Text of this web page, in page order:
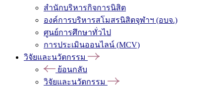
สำนักบริหารกิจการนิสิต
องค์การบริหารสโมสรนิสิตจุฬาฯ (อบจ.)
ศูนย์การศึกษาทั่วไป
การประเมินออนไลน์ (MCV)
วิจัยและนวัตกรรม
ย้อนกลับ
วิจัยและนวัตกรรม